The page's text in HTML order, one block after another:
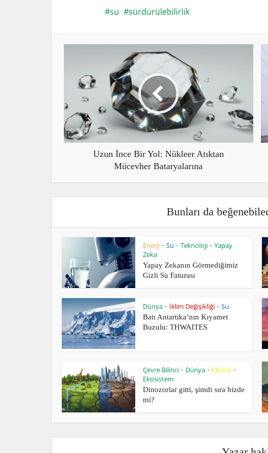
su sürdürülebilirlik
Uzun İnce Bir Yol: Nükleer Atıktan
Mücevher Bataryalarına
Bunları da
Enerji • Su • Teknoloji • Yapay
Zeka
Yapay Zekanın Görmediğimiz
Gizli Su Faturası
Dünya • İklim Değişikliği • Su
Batı Antartika’nın Kıyamet
Buzulu: THWAITES
Çevre Bilinci • Dünya • Ekoloji •
Ekosistem
Dinozorlar gitti, şimdi sıra bizde
mi?